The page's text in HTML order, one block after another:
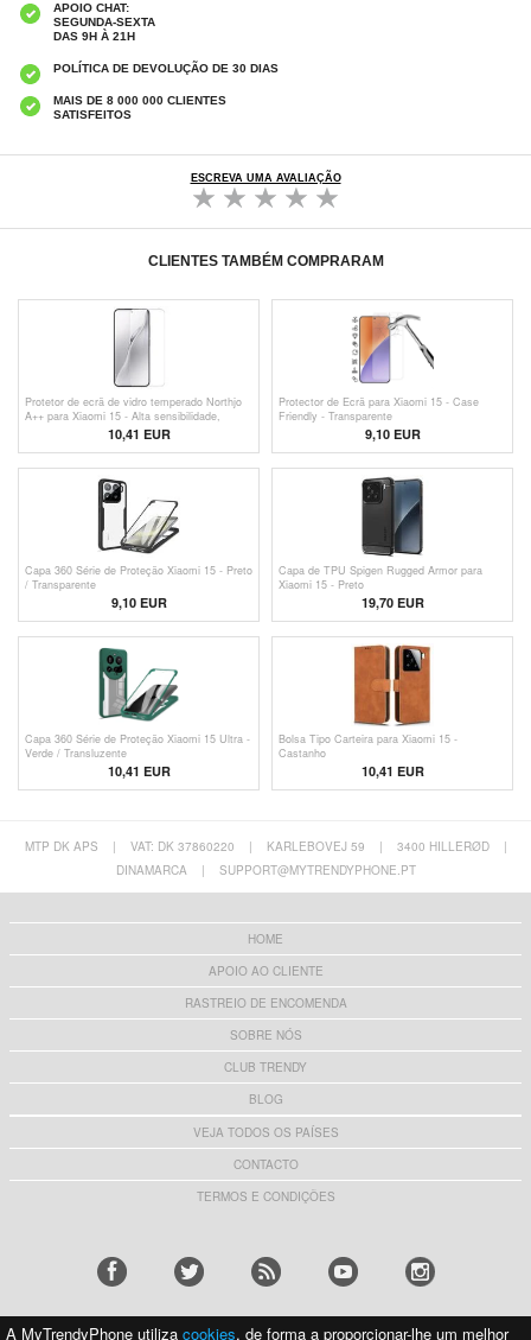
APOIO CHAT:
SEGUNDA-SEXTA
DAS 9H À 21H
POLÍTICA DE DEVOLUÇÃO DE 30 DIAS
MAIS DE 8 000 000 CLIENTES
SATISFEITOS
ESCREVA UMA AVALIAÇÃO
CLIENTES TAMBÉM COMPRARAM
Protetor de ecrã de vidro temperado Northjo
A++ para Xiaomi 15 - Alta sensibilidade,
compatível com desbloqueio por impressão
10,41 EUR
Protector de Ecrã para Xiaomi 15 - Case
Friendly - Transparente
9,10 EUR
Capa 360 Série de Proteção Xiaomi 15 - Preto
/ Transparente
9,10EUR
Capa de TPU Spigen Rugged Armor para
Xiaomi 15 - Preto
19,70 EUR
Capa 360 Série de Proteção Xiaomi 15 Ultra -
Verde / Transluzente
10,41 EUR
Bolsa Tipo Carteira para Xiaomi 15 -
Castanho
10,41 EUR
MTP DK APS | VAT: DK 37860220 | KARLEBOVEJ 59 | 3400 HILLERØD
|
DINAMARCA
| SUPPORT@MYTRENDYPHONE.PT
HOME
APOIO AO CLIENTE
RASTREIO DE ENCOMENDA
SOBRE NÓS
CLUB TRENDY
BLOG
VEJA TODOS OS PAÍSES
CONTACTO
TERMOS E CONDIÇÕES
A MyTrendyPhone utiliza cookies, de forma a proporcionar-lhe um melhor